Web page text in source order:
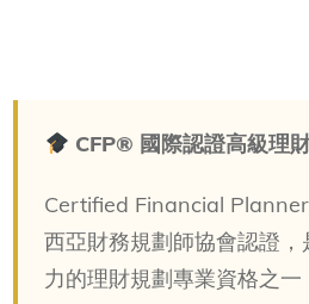
CFP® 國際認證高級理
Certified Financial Planner
西亞財務規劃師協會認證
力的理財規劃專業資格之一